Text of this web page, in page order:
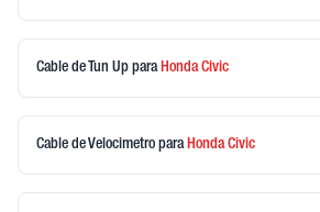
Cable de Tun Up para HondaCivic
Cable de Velocimetro para HondaCivic